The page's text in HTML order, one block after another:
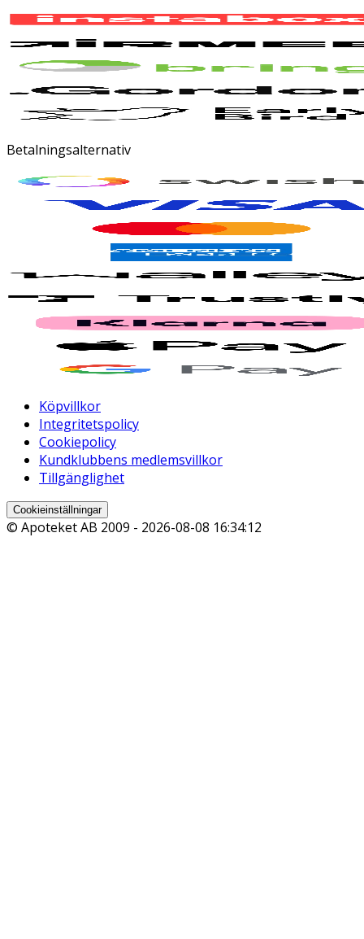
Betalningsalternativ
Köpvillkor
Integritetspolicy
Cookiepolicy
Kundklubbens medlemsvillkor
Tillgänglighet
Cookieinställningar
© Apoteket AB 2009 - 2026-08-08 16:34:12